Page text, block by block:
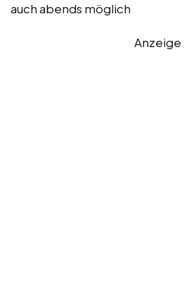
auch abends möglich
Anzeige